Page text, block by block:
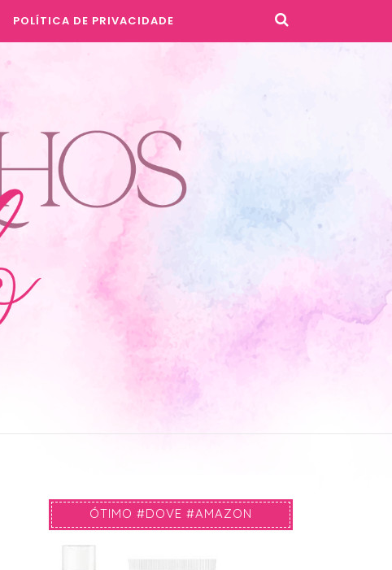
POLÍTICA DE PRIVACIDADE
ÓTIMO #DOVE #AMAZON